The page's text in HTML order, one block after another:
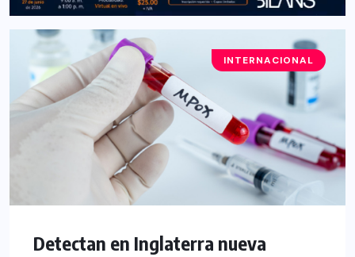
INTERNACIONAL
Detectan en Inglaterra nueva